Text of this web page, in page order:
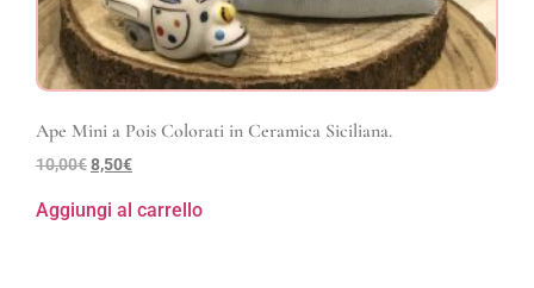
Ape Mini a Pois Colorati in Ceramica Siciliana.
10,00€8,50€
Aggiungi al carrello